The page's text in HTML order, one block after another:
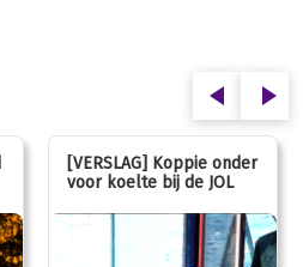
[VERSLAG] Koppie onder
voor koelte bij de JOL